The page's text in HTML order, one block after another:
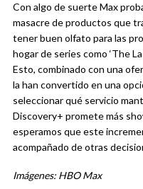
Con algo de suerte Max
masacre de productos que
tener buen olfato para las
hogar de series como ‘The
Esto, combinado con una
la han convertido en una
seleccionar qué servicio
Discovery+ promete más
esperamos que este
acompañado de otras
Imágenes: HBO Max